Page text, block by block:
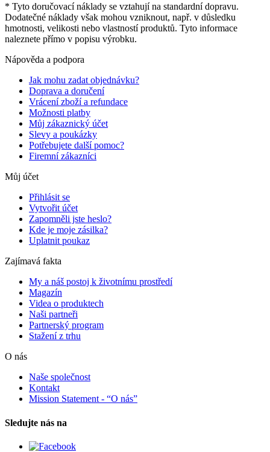
* Tyto doručovací náklady se vztahují na standardní dopravu.
Dodatečné náklady však mohou vzniknout, např. v důsledku
hmotnosti, velikosti nebo vlastností produktů. Tyto informace
naleznete přímo v popisu výrobku.
Nápověda a podpora
Jak mohu zadat objednávku?
Doprava a doručení
Vrácení zboží a refundace
Možnosti platby
Můj zákaznický účet
Slevy a poukázky
Potřebujete další pomoc?
Firemní zákazníci
Můj účet
Přihlásit se
Vytvořit účet
Zapomněli jste heslo?
Kde je moje zásilka?
Uplatnit poukaz
Zajímavá fakta
My a náš postoj k životnímu prostředí
Magazín
Videa o produktech
Naši partneři
Partnerský program
Stažení z trhu
O nás
Naše společnost
Kontakt
Mission Statement - “O nás”
Sledujte nás na